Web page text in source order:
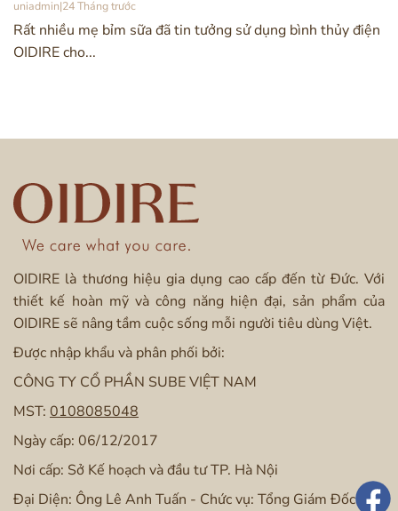
uniadmin|24 Tháng trước
Rất nhiều mẹ bỉm sữa đã tin tưởng sử dụng bình thủy điện
OIDIRE cho...
OIDIRE là thương hiệu gia dụng cao cấp đến từ Đức. Với
thiết kế hoàn mỹ và công năng hiện đại, sản phẩm của
OIDIRE sẽ nâng tầm cuộc sống mỗi người tiêu dùng Việt.
Được nhập khẩu và phân phối bởi:
CÔNG TY CỔ PHẦN SUBE VIỆT NAM
MST: 0108085048
Ngày cấp: 06/12/2017
Nơi cấp: Sở Kế hoạch và đầu tư TP. Hà Nội
Đại Diện: Ông Lê Anh Tuấn - Chức vụ: Tổng Giám Đốc